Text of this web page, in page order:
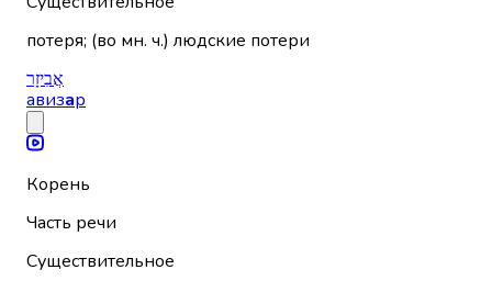
потеря; (во мн. ч.) людские потери
אֲבִיזָר
авизар
Корень
Часть речи
Существительное